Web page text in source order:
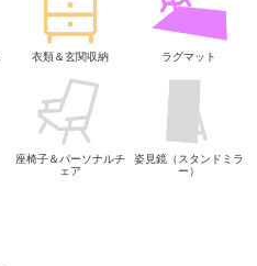
衣類＆玄関収納 ラグマット
座椅子＆パーソナルチ
ェア
姿見鏡（スタンドミラ
ー）